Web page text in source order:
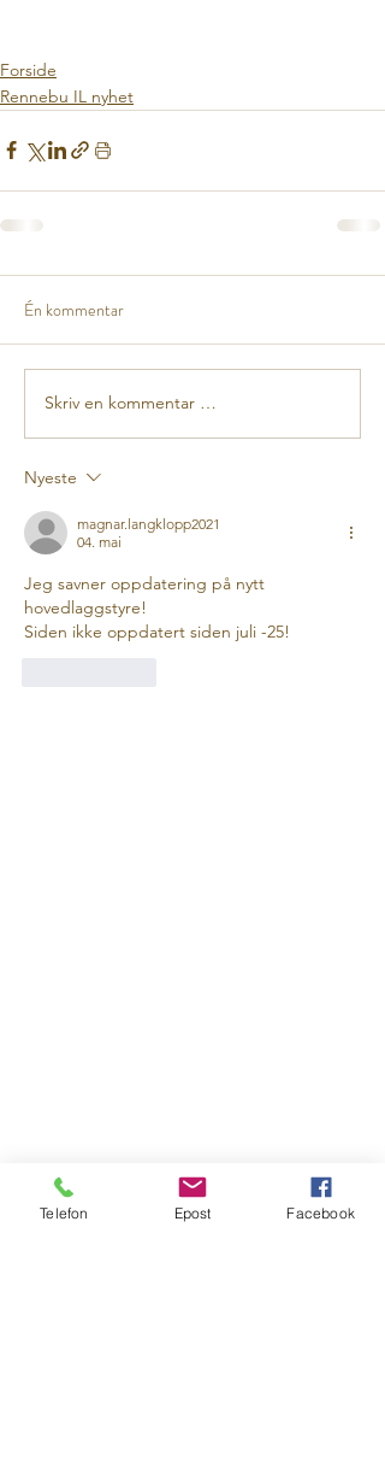
Forside
Rennebu IL nyhet
Én kommentar
Skriv en kommentar …
Nyeste
magnar.langklopp2021
04. mai
Jeg savner oppdatering på nytt
hovedlaggstyre!
Siden ikke oppdatert siden juli -25!
Telefon Epost Facebook